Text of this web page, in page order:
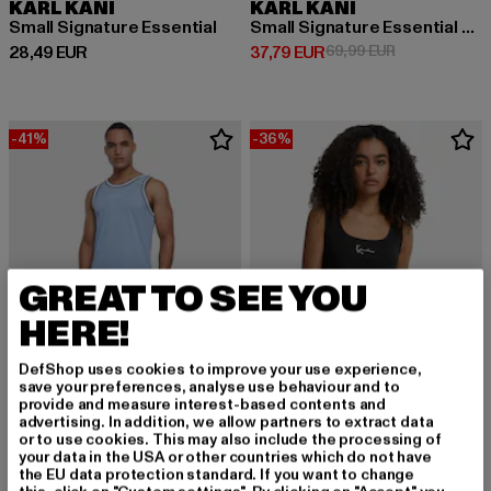
KARL KANI
Small Signature Essential
28,49 EUR
Derzeitiger Preis: 28,49 EUR
KARL KANI
Small Signature Essential Crop
37,79 EUR
Derzeitiger Preis: 37,79 EUR
69,99 EURAktionspreis:
-41%
KARL KANI
-36%
KARL KANI
GREAT TO SEE YOU
HERE!
DefShop uses cookies to improve your use experience,
save your preferences, analyse use behaviour and to
provide and measure interest-based contents and
advertising. In addition, we allow partners to extract data
or to use cookies. This may also include the processing of
your data in the USA or other countries which do not have
the EU data protection standard. If you want to change